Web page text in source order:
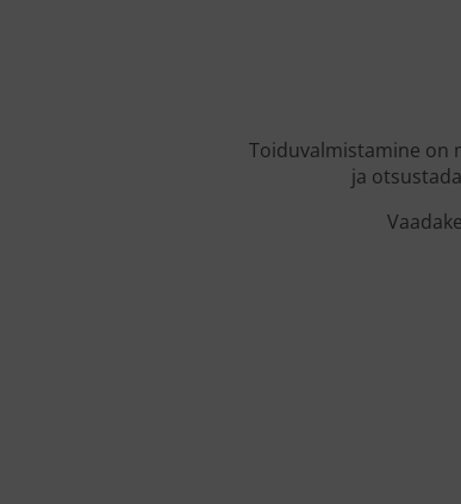
Toiduvalmistamine on
ja